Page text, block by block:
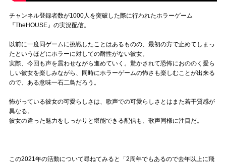
チャンネル登録者数が1000人を突破した際に行われたホラーゲーム
『TheHOUSE』の実況配信。
以前に一度同ゲームに挑戦したことはあるものの、最初の方で止めてしまっ
たというほどにホラーに対しての耐性がない彼女。
実際、今回も声を震わせながら進めていく。驚かされて恐怖におののく愛ら
しい彼女を楽しみながら、同時にホラーゲームの怖さも楽しむことが出来る
ので、ある意味一石二鳥だろう。
怖がっている彼女の可愛らしさは、歌声での可愛らしさとはまた若干質感が
異なる。
彼女の違った魅力をしっかりと堪能できる配信も、歌声同様に注目だ。
この2021年の活動について尋ねてみると「2周年でもあるので去年以上に飛